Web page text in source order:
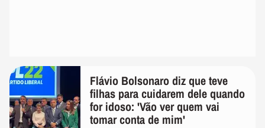
Flávio Bolsonaro diz que teve
filhas para cuidarem dele quando
for idoso: 'Vão ver quem vai
tomar conta de mim'